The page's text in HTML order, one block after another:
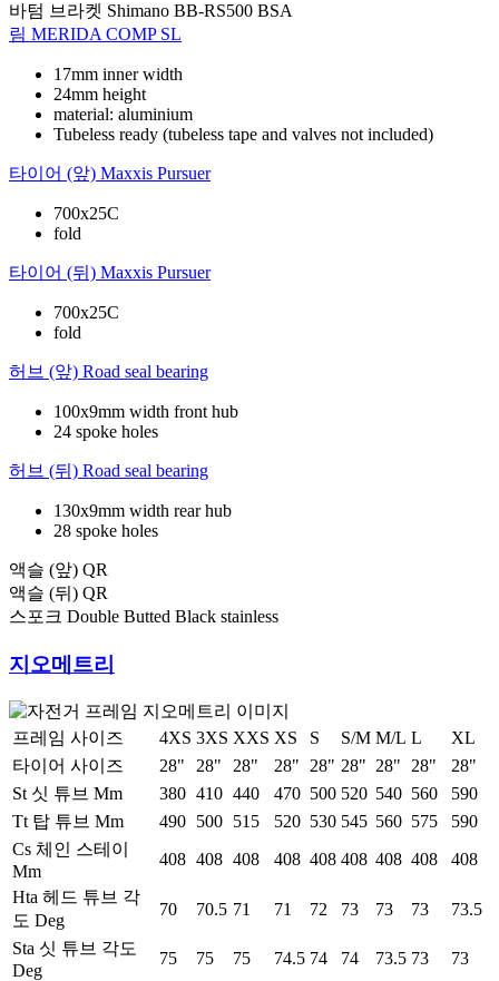
바텀 브라켓 Shimano BB-RS500 BSA
림 MERIDA COMP SL
17mm inner width
24mm height
material: aluminium
Tubeless ready (tubeless tape and valves not included)
타이어 (앞) Maxxis Pursuer
700x25C
fold
타이어 (뒤) Maxxis Pursuer
700x25C
fold
허브 (앞) Road seal bearing
100x9mm width front hub
24 spoke holes
허브 (뒤) Road seal bearing
130x9mm width rear hub
28 spoke holes
액슬 (앞) QR
액슬 (뒤) QR
스포크 Double Butted Black stainless
지오메트리
프레임 사이즈 4XS 3XS XXS XS S S/M M/L L
XL
타이어 사이즈
28" 28" 28" 28" 28" 28" 28" 28"
28"
St 싯 튜브 Mm
380 410 440 470 500 520 540 560
590
Tt 탑 튜브 Mm
490 500 515 520 530 545 560 575
590
Cs 체인 스테이
Mm
408 408 408 408 408 408 408 408
408
Hta 헤드 튜브 각
도 Deg
70 70.5 71 71 72 73 73 73 73.5
Sta 싯 튜브 각도
Deg
75 75 75 74.5 74 74 73.5 73
73